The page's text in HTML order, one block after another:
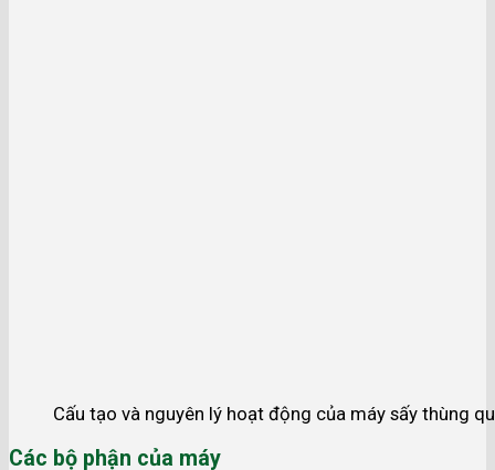
Cấu tạo và nguyên lý hoạt động của máy sấy thùng
Các bộ phận của máy